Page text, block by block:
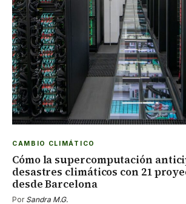
CAMBIO CLIMÁTICO
Cómo la supercomputación
desastres climáticos con 21
desde Barcelona
Por Sandra M.G.